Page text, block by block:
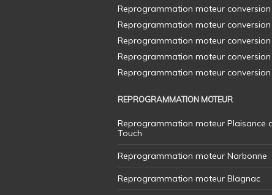
REPROGRAMMATION MOTEUR
Reprogrammation moteur Plaisance
Touch
Reprogrammation moteur Narbonne
Reprogrammation moteur Blagnac
Reprogrammation moteur
Reprogrammation moteur
Reprogrammation moteur
Reprogrammation moteur
Reprogrammation moteur